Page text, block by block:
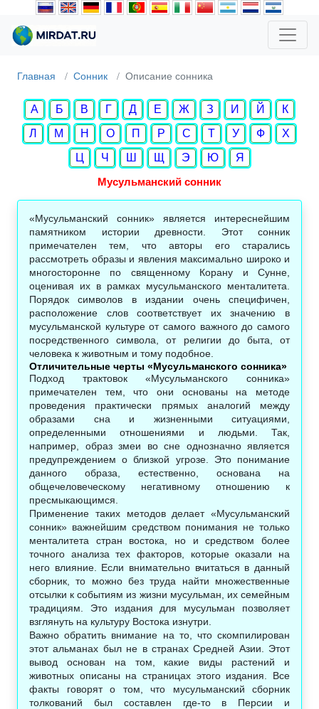
Главная Сонник Описание сонника
А Б В Г Д Е Ж З И Й
К
Л
М Н О П Р С Т У Ф
Х
Ц
Ч Ш Щ Э Ю
Я
Мусульманский сонник
«Мусульманский сонник» является интереснейшим
памятником истории древности. Этот сонник
примечателен тем, что авторы его старались
рассмотреть образы и явления максимально широко и
многосторонне по священному Корану и Сунне,
оценивая их в рамках мусульманского менталитета.
Порядок символов в издании очень специфичен,
расположение слов соответствует их значению в
мусульманской культуре от самого важного до самого
посредственного символа, от религии до быта, от
человека к животным и тому подобное.
Отличительные черты «Мусульманского сонника»
Подход трактовок «Мусульманского сонника»
примечателен тем, что они основаны на методе
проведения практически прямых аналогий между
образами сна и жизненными ситуациями,
определенными отношениями и людьми. Так,
например, образ змеи во сне однозначно является
предупреждением о близкой угрозе. Это понимание
данного образа, естественно, основана на
общечеловеческому негативному отношению к
пресмыкающимся.
Применение таких методов делает «Мусульманский
сонник» важнейшим средством понимания не только
менталитета стран востока, но и средством более
точного анализа тех факторов, которые оказали на
него влияние. Если внимательно вчитаться в данный
сборник, то можно без труда найти множественные
отсылки к событиям из жизни мусульман, их семейным
традициям. Это издания для мусульман позволяет
взглянуть на культуру Востока изнутри.
Важно обратить внимание на то, что скомпилирован
этот альманах был не в странах Средней Азии. Этот
вывод основан на том, какие виды растений и
животных описаны на страницах этого издания. Все
факты говорят о том, что мусульманский сборник
толкований был составлен где-то в Персии и